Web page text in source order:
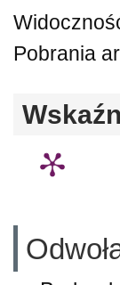
Pobrania